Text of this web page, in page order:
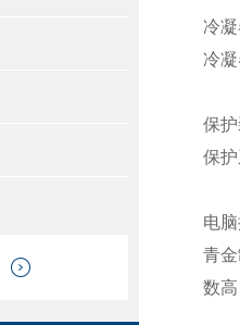
冷
冷
保
保
电
青
数